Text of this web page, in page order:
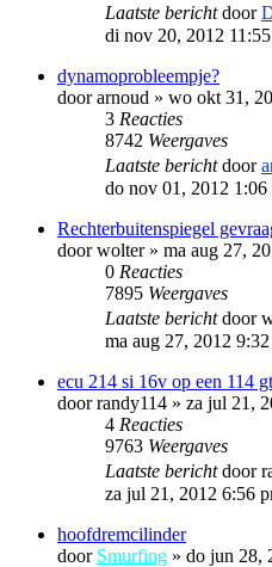
Laatste berichtdoor
di nov 20, 2012
dynamoprobleempje?
doorarnoud » wo okt 31,
3 Reacties
8742 Weergaves
Laatste berichtdoor
do nov 01, 2012 1:06
Rechterbuitenspiegel
doorwolter» ma aug 27,
0 Reacties
7895 Weergaves
Laatste berichtdoor
ma aug 27, 2012
ecu 214 si 16v op een 114
doorrandy114 » za jul 21,
4 Reacties
9763 Weergaves
Laatste berichtdoor
za jul 21, 2012 6:56
hoofdremcilinder
door Smurfing » do jun 28,